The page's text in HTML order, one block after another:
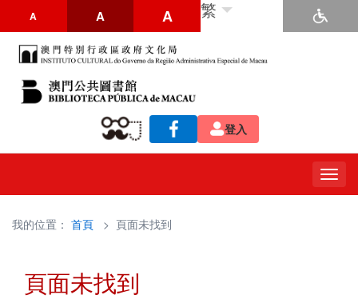
A A A 繁
登入
我的位置： 首頁 > 頁面未找到
頁面未找到